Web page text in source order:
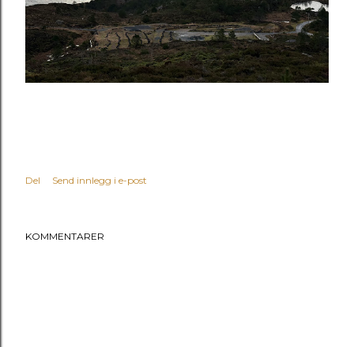
Del Send innlegg i e-post
KOMMENTARER